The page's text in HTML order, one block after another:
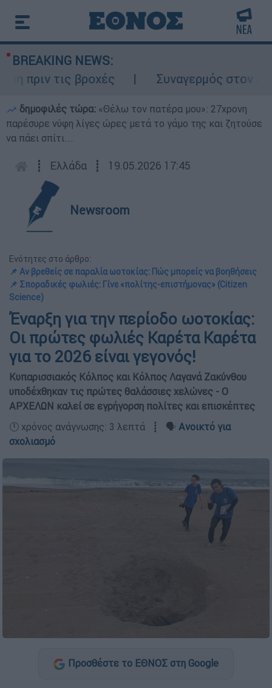
BREAKING NEWS:
τις βροχές
Συναγερμός στον
δημοφιλές τώρα: «Θέλω τον πατέρα μου»: 27χρονη
παρέσυρε νύφη λίγες ώρες μετά το γάμο της και ζητούσε
να πάει σπίτι...
┋ Ελλάδα ┋ 19.05.2026 17:45
Newsroom
Ενότητες στο άρθρο:
📌 Αν βρεθείς σε παραλία ωοτοκίας: Πώς μπορείς να βοηθήσεις
📌 Σποραδικές φωλιές: Γίνε «πολίτης-επιστήμονας» (Citizen
Science)
Έναρξη για την περίοδο ωοτοκίας:
Οι πρώτες φωλιές Καρέτα Καρέτα
για το 2026 είναι γεγονός!
Κυπαρισσιακός Κόλπος και Κόλπος Λαγανά Ζακύνθου
υποδέχθηκαν τις πρώτες θαλάσσιες χελώνες - Ο
ΑΡΧΕΛΩΝ καλεί σε εγρήγορση πολίτες και επισκέπτες
🕛 χρόνος ανάγνωσης: 3 λεπτά ┋ 🗣️ Ανοικτό για
σχολιασμό
Προσθέστε το ΕΘΝΟΣ στη Google